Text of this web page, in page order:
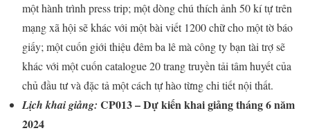
một hành trình press trip; một dòng chú thích ảnh 50 kí tự trên
mạng xã hội sẽ khác với một bài viết 1200 chữ cho một tờ báo
giấy; một cuốn giới thiệu đêm ba lê mà công ty bạn tài trợ sẽ
khác với một cuốn catalogue 20 trang truyền tải tâm huyết của
chủ đầu tư và đặc tả một cách tự hào từng chi tiết nội thất.
Lịch khai giảng: CP013 –Dự kiến khai giảng tháng 6 năm
2024